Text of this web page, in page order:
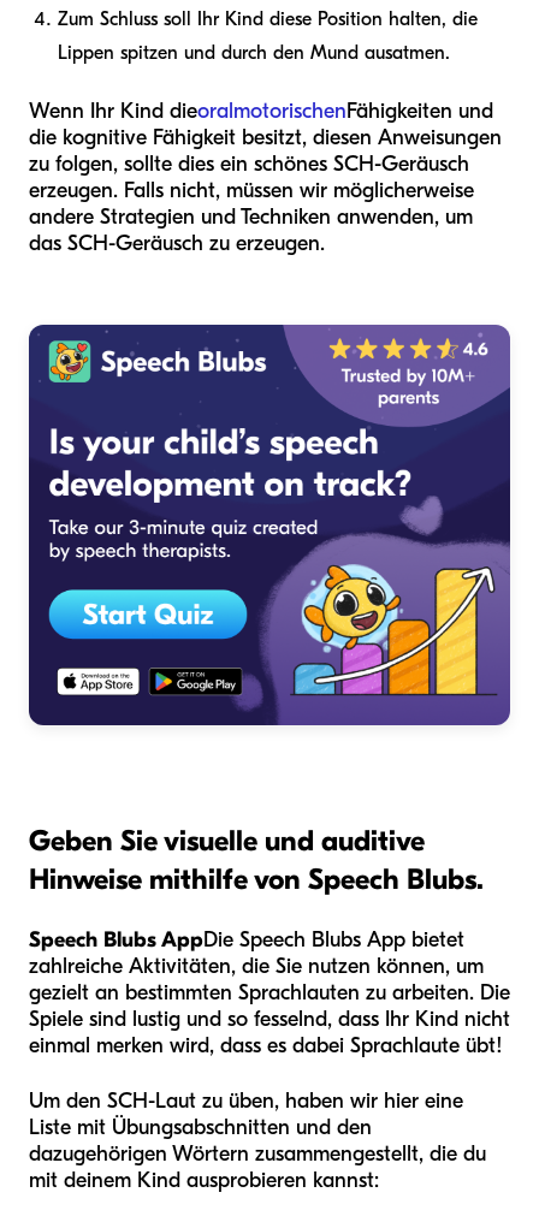
Zum Schluss soll Ihr Kind diese Position halten, die
Lippen spitzen und durch den Mund ausatmen.
Wenn Ihr Kind dieoralmotorischenFähigkeiten und
die kognitive Fähigkeit besitzt, diesen Anweisungen
zu folgen, sollte dies ein schönes SCH-Geräusch
erzeugen. Falls nicht, müssen wir möglicherweise
andere Strategien und Techniken anwenden, um
das SCH-Geräusch zu erzeugen.
Geben Sie visuelle und auditive
Hinweise mithilfe von Speech Blubs.
Speech Blubs AppDie Speech Blubs App bietet
zahlreiche Aktivitäten, die Sie nutzen können, um
gezielt an bestimmten Sprachlauten zu arbeiten. Die
Spiele sind lustig und so fesselnd, dass Ihr Kind nicht
einmal merken wird, dass es dabei Sprachlaute übt!
Um den SCH-Laut zu üben, haben wir hier eine
Liste mit Übungsabschnitten und den
dazugehörigen Wörtern zusammengestellt, die du
mit deinem Kind ausprobieren kannst: